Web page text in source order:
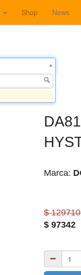
Shop News
Marca:
$ 129710
$ 97342